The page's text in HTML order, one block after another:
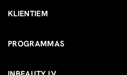
KLIENTIEM
PROGRAMMAS